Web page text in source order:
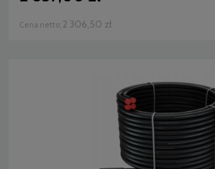
Cena netto: 2 306,50 zł